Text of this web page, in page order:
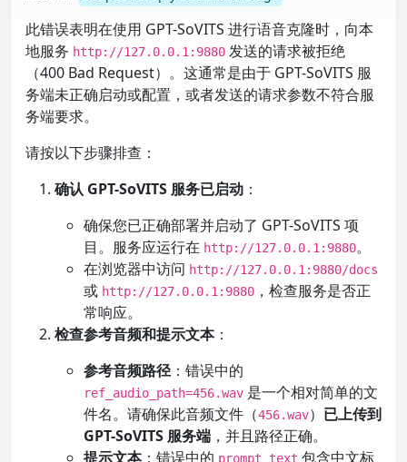
此错误表明在使用 GPT-SoVITS 进行语音克隆时，向本
地服务 http://127.0.0.1:9880 发送的请求被拒绝
（400 Bad Request）。这通常是由于 GPT-SoVITS 服
务端未正确启动或配置，或者发送的请求参数不符合服
务端要求。
请按以下步骤排查：
确认 GPT-SoVITS 服务已启动 ：
确保您已正确部署并启动了 GPT-SoVITS 项
目。服务应运行在 http://127.0.0.1:9880。
在浏览器中访问 http://127.0.0.1:9880/docs
或 http://127.0.0.1:9880 ，检查服务是否正
常响应。
检查参考音频和提示文本：
参考音频路径：错误中的
ref_audio_path=456.wav 是一个相对简单的文
件名。请确保此音频文件（456.wav） 已上传到
GPT-SoVITS 服务端 ，并且路径正确。
提示文本：错误中的 prompt_text 包含中文标